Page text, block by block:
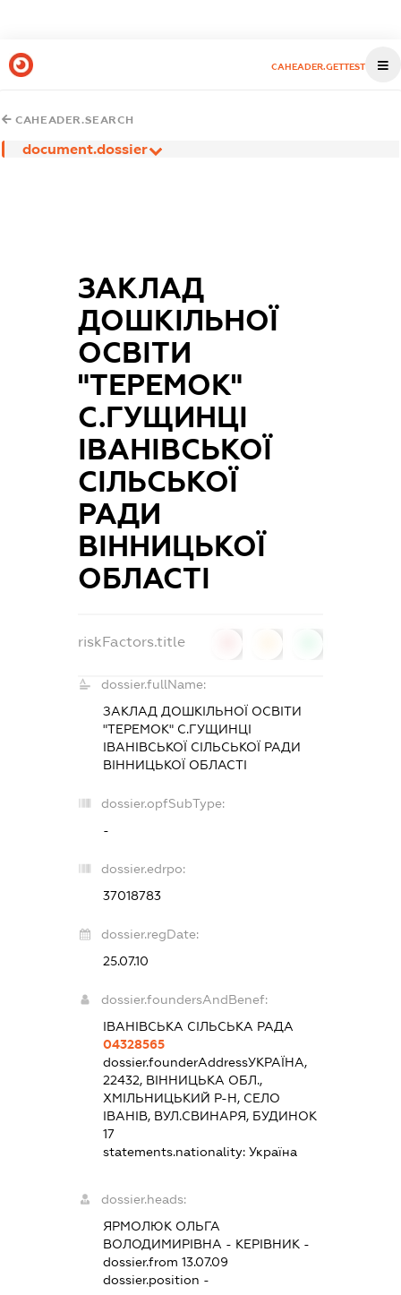
CAHEADER.GETTEST
CAHEADER.SEARCH
document.dossier
ЗАКЛАД
ДОШКІЛЬНОЇ
ОСВІТИ
"ТЕРЕМОК"
С.ГУЩИНЦІ
ІВАНІВСЬКОЇ
СІЛЬСЬКОЇ
РАДИ
ВІННИЦЬКОЇ
ОБЛАСТІ
riskFactors.title
dossier.fullName:
ЗАКЛАД ДОШКІЛЬНОЇ ОСВІТИ
"ТЕРЕМОК" С.ГУЩИНЦІ
ІВАНІВСЬКОЇ СІЛЬСЬКОЇ РАДИ
ВІННИЦЬКОЇ ОБЛАСТІ
dossier.opfSubType:
-
dossier.edrpo:
37018783
dossier.regDate:
25.07.10
dossier.foundersAndBenef:
ІВАНІВСЬКА СІЛЬСЬКА РАДА
04328565
dossier.founderAddressУКРАЇНА,
22432, ВІННИЦЬКА ОБЛ.,
ХМІЛЬНИЦЬКИЙ Р-Н, СЕЛО
ІВАНІВ, ВУЛ.СВИНАРЯ, БУДИНОК
17
statements.nationality: Україна
dossier.heads:
ЯРМОЛЮК ОЛЬГА
ВОЛОДИМИРІВНА - КЕРІВНИК-
dossier.from 13.07.09
dossier.position -